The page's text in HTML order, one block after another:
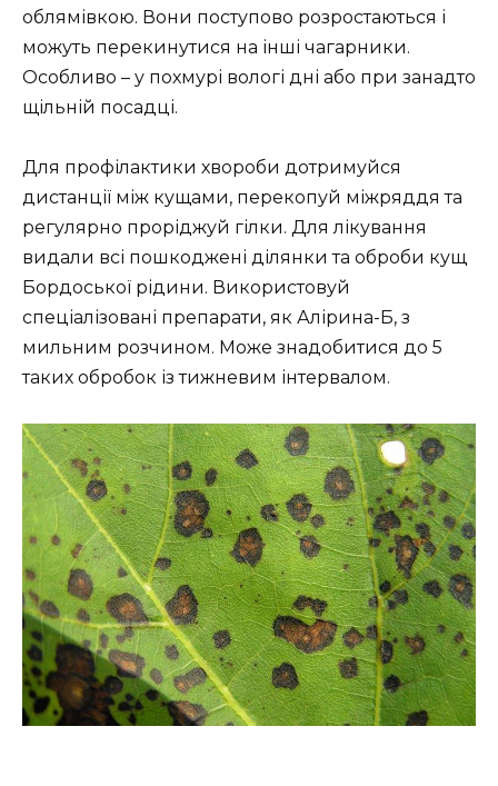
облямівкою. Вони поступово розростаються і
можуть перекинутися на інші чагарники.
Особливо – у похмурі вологі дні або при занадто
щільній посадці.
Для профілактики хвороби дотримуйся
дистанції між кущами, перекопуй міжряддя та
регулярно проріджуй гілки. Для лікування
видали всі пошкоджені ділянки та оброби кущ
Бордоської рідини. Використовуй
спеціалізовані препарати, як Алірина-Б, з
мильним розчином. Може знадобитися до 5
таких обробок із тижневим інтервалом.